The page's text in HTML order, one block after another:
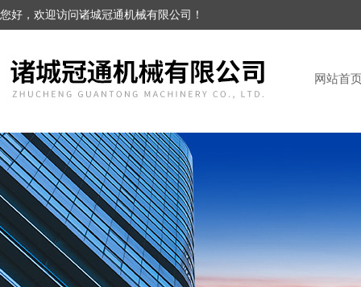
您好，欢迎访问诸城冠通机械有限公司！
网站首